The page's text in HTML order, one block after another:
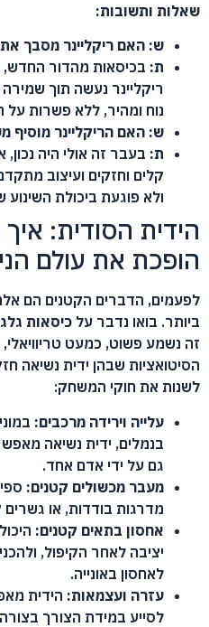
שאלות ותשובות:
ש: האם ריקליינר מסבך את
ת:
ריקליינר נעשה תוך
נוח ומהיר, ללא פשרות על
ש: האם הריקליינר מוסיף
ת: בעבר זה אולי היה
קלים וחזקים ועיצוב
ולא פוגעת ביכולת
הידית הסודית:
הופכת את עולם
לפעמים, הדברים הקטנים הם
ביותר. בואו נדבר על כיסאות
זה נשמע פשוט, כמעט
הסיטואציות שבהן ידית נשיאה
לשנות את חוקי המשחק:
עלייה וירידה מרכבים:
בנמלים, ידית נשיאה
גם על ידי אדם אחד.
מעבר מכשולים קטנים:
מדרגות בודדות, או גשרים
אחסון בתאים קטנים:
יציבה לאחר הקיפול,
לאחסון באונייה.
עזרה ועצמאות: הידית
לסייע במידת הצורך